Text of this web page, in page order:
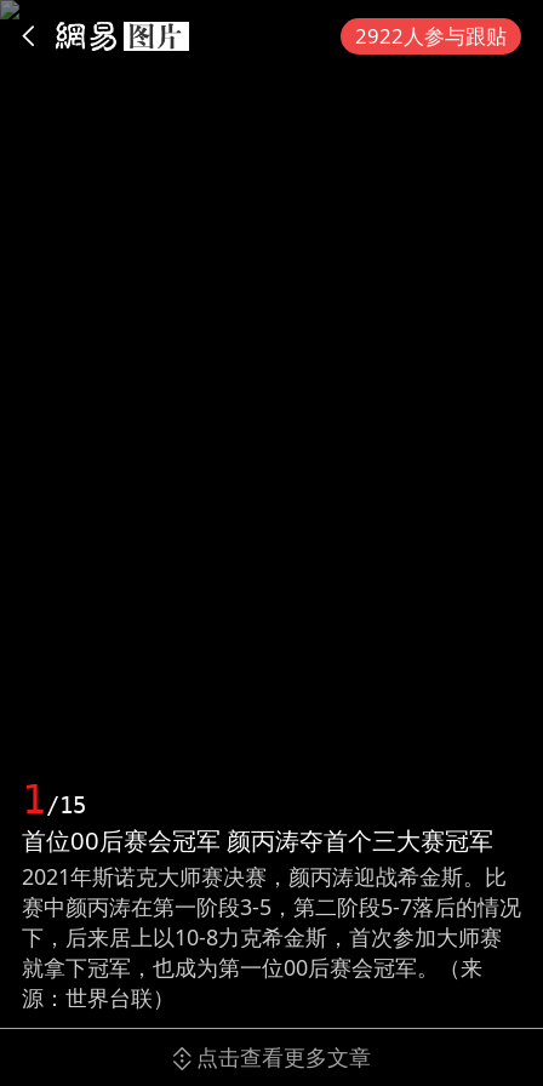
2922人参与跟贴
1/15
首位00后赛会冠军 颜丙涛夺首个三大赛冠军
2021年斯诺克大师赛决赛，颜丙涛迎战希金斯。比
赛中颜丙涛在第一阶段3-5，第二阶段5-7落后的情况
下，后来居上以10-8力克希金斯，首次参加大师赛
就拿下冠军，也成为第一位00后赛会冠军。（来
源：世界台联）
点击查看更多文章
App内打开